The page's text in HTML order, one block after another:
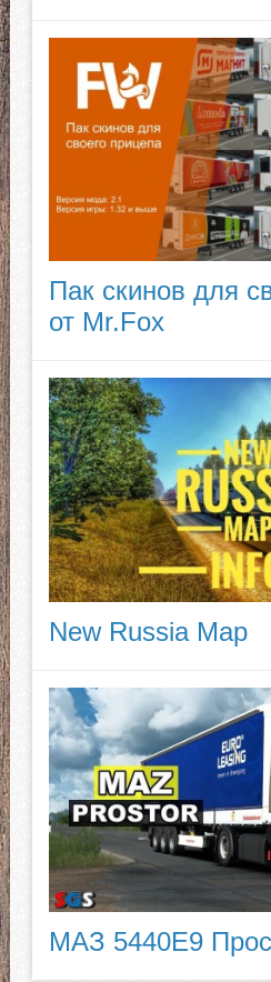
Пак скинов для
от Mr.Fox
New Russia Map
МАЗ 5440E9